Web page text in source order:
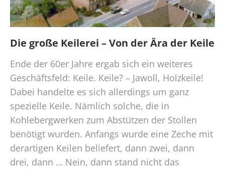
Die große Keilerei – Von der Ära der Keile
Ende der 60er Jahre ergab sich ein weiteres
Geschäftsfeld: Keile. Keile? – Jawoll, Holzkeile!
Dabei handelte es sich allerdings um ganz
spezielle Keile. Nämlich solche, die in
Kohlebergwerken zum Abstützen der Stollen
benötigt wurden. Anfangs wurde eine Zeche mit
derartigen Keilen beliefert, dann zwei, dann
drei, dann … Nein, dann stand nicht das